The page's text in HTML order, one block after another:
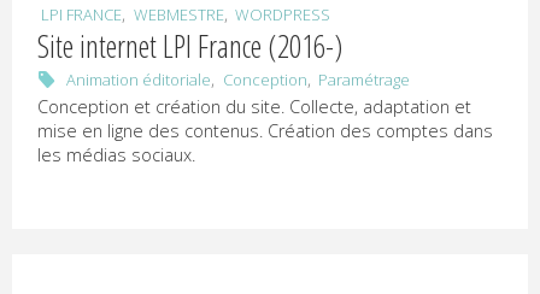
LPI FRANCE, WEBMESTRE, WORDPRESS
Site internet LPI France (2016-)
Animation éditoriale, Conception, Paramétrage
Conception et création du site. Collecte, adaptation et
mise en ligne des contenus. Création des comptes dans
les médias sociaux.